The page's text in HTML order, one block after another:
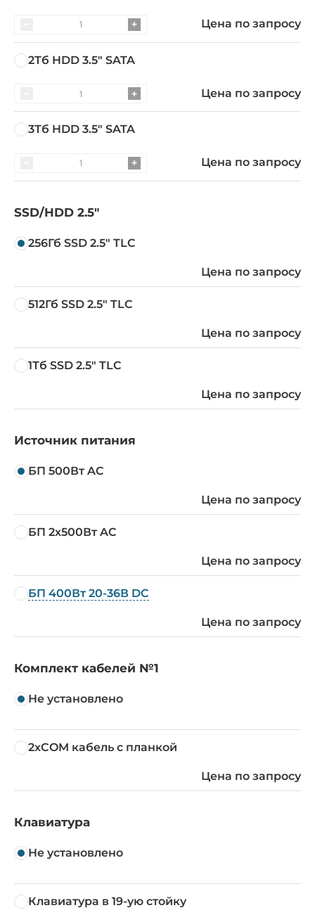
Цена по запросу
2Тб HDD 3.5" SATA
Цена по запросу
3Тб HDD 3.5" SATA
Цена по запросу
SSD/HDD 2.5"
256Гб SSD 2.5" TLC
Цена по запросу
512Гб SSD 2.5" TLC
Цена по запросу
1Тб SSD 2.5" TLC
Цена по запросу
Источник питания
БП 500Вт AC
Цена по запросу
БП 2x500Вт AC
Цена по запросу
БП 400Вт 20-36В DC
Цена по запросу
Комплект кабелей №1
Не установлено
2xCOM кабель с планкой
Цена по запросу
Клавиатура
Не установлено
Клавиатура в 19-ую стойку